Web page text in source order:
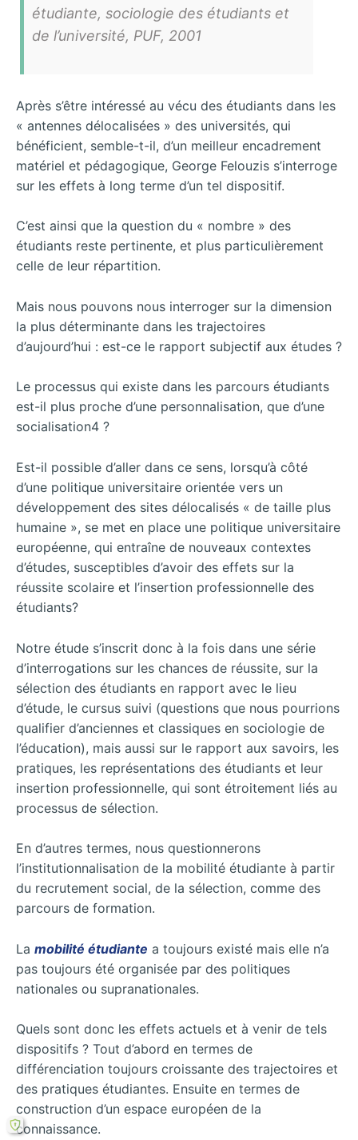
étudiante, sociologie des étudiants et
de l’université, PUF, 2001
Après s’être intéressé au vécu des étudiants dans les
« antennes délocalisées » des universités, qui
bénéficient, semble-t-il, d’un meilleur encadrement
matériel et pédagogique, George Felouzis s’interroge
sur les effets à long terme d’un tel dispositif.
C’est ainsi que la question du « nombre » des
étudiants reste pertinente, et plus particulièrement
celle de leur répartition.
Mais nous pouvons nous interroger sur la dimension
la plus déterminante dans les trajectoires
d’aujourd’hui : est-ce le rapport subjectif aux études ?
Le processus qui existe dans les parcours étudiants
est-il plus proche d’une personnalisation, que d’une
socialisation4 ?
Est-il possible d’aller dans ce sens, lorsqu’à côté
d’une politique universitaire orientée vers un
développement des sites délocalisés « de taille plus
humaine », se met en place une politique universitaire
européenne, qui entraîne de nouveaux contextes
d’études, susceptibles d’avoir des effets sur la
réussite scolaire et l’insertion professionnelle des
étudiants?
Notre étude s’inscrit donc à la fois dans une série
d’interrogations sur les chances de réussite, sur la
sélection des étudiants en rapport avec le lieu
d’étude, le cursus suivi (questions que nous pourrions
qualifier d’anciennes et classiques en sociologie de
l’éducation), mais aussi sur le rapport aux savoirs, les
pratiques, les représentations des étudiants et leur
insertion professionnelle, qui sont étroitement liés au
processus de sélection.
En d’autres termes, nous questionnerons
l’institutionnalisation de la mobilité étudiante à partir
du recrutement social, de la sélection, comme des
parcours de formation.
La mobilité étudiante a toujours existé mais elle n’a
pas toujours été organisée par des politiques
nationales ou supranationales.
Quels sont donc les effets actuels et à venir de tels
dispositifs ? Tout d’abord en termes de
différenciation toujours croissante des trajectoires et
des pratiques étudiantes. Ensuite en termes de
construction d’un espace européen de la
connaissance.